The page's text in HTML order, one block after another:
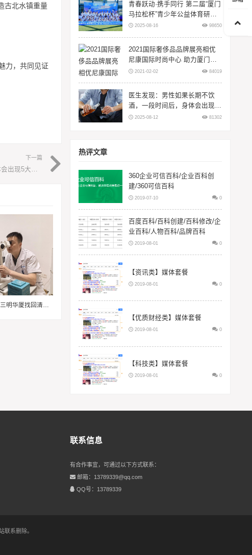
古北水镇重量
力，共同见证
下一篇
医生发现：男性如果长期不饮酒，一段时间后，身体会出现5大变化
差点奔赴榕厦，却在三明华厦找回清晰，一位患者在三明华厦的真实就诊手记
青春跃动·携手同行 第二届“厦门
马拉松杯”青少年公益体育研学
活动在翔安大嶝岛扬帆！
2025-08-16 98650
2021国际奢侈品品牌展亮相优
尼康国际时尚中心 助力厦门时
尚升级
2021-02-02 84019
医生发现：男性如果长期不饮
酒，一段时间后，身体会出现5
大变化
2025-08-12 81302
热评文章
360企业可信百科/企业百科创
建/360可信百科
2019-07-10 0
百度百科/百科创建/百科修改/企
业百科/人物百科/品牌百科
2019-08-01 0
【资讯类】媒体套餐
2019-08-01 0
【优质财经类】媒体套餐
2019-08-01 0
【科技类】媒体套餐
2019-08-01 0
联系信息
有合作事宜，可通过以下方式联系：
邮箱：13789339@qq.com
QQ号：13789339
联系删除。